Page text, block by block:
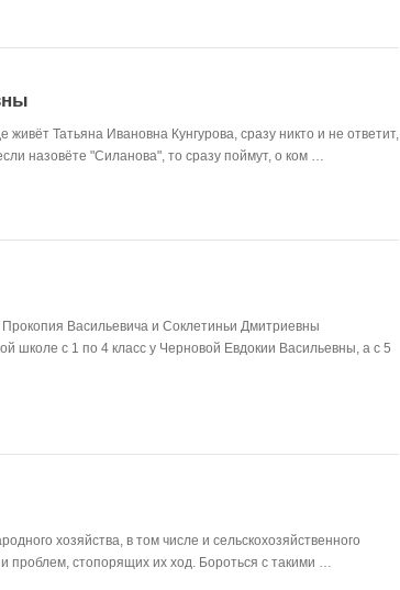
живёт Татьяна Ивановна Кунгурова, сразу никто и не ответит,
назовёте "Силанова", то сразу поймут, о ком …
Васильевича и Соклетиньи Дмитриевны
школе с 1 по 4 класс у Черновой Евдокии Васильевны, а с 5
хозяйства, в том числе и сельскохозяйственного
проблем, стопорящих их ход. Бороться с такими …